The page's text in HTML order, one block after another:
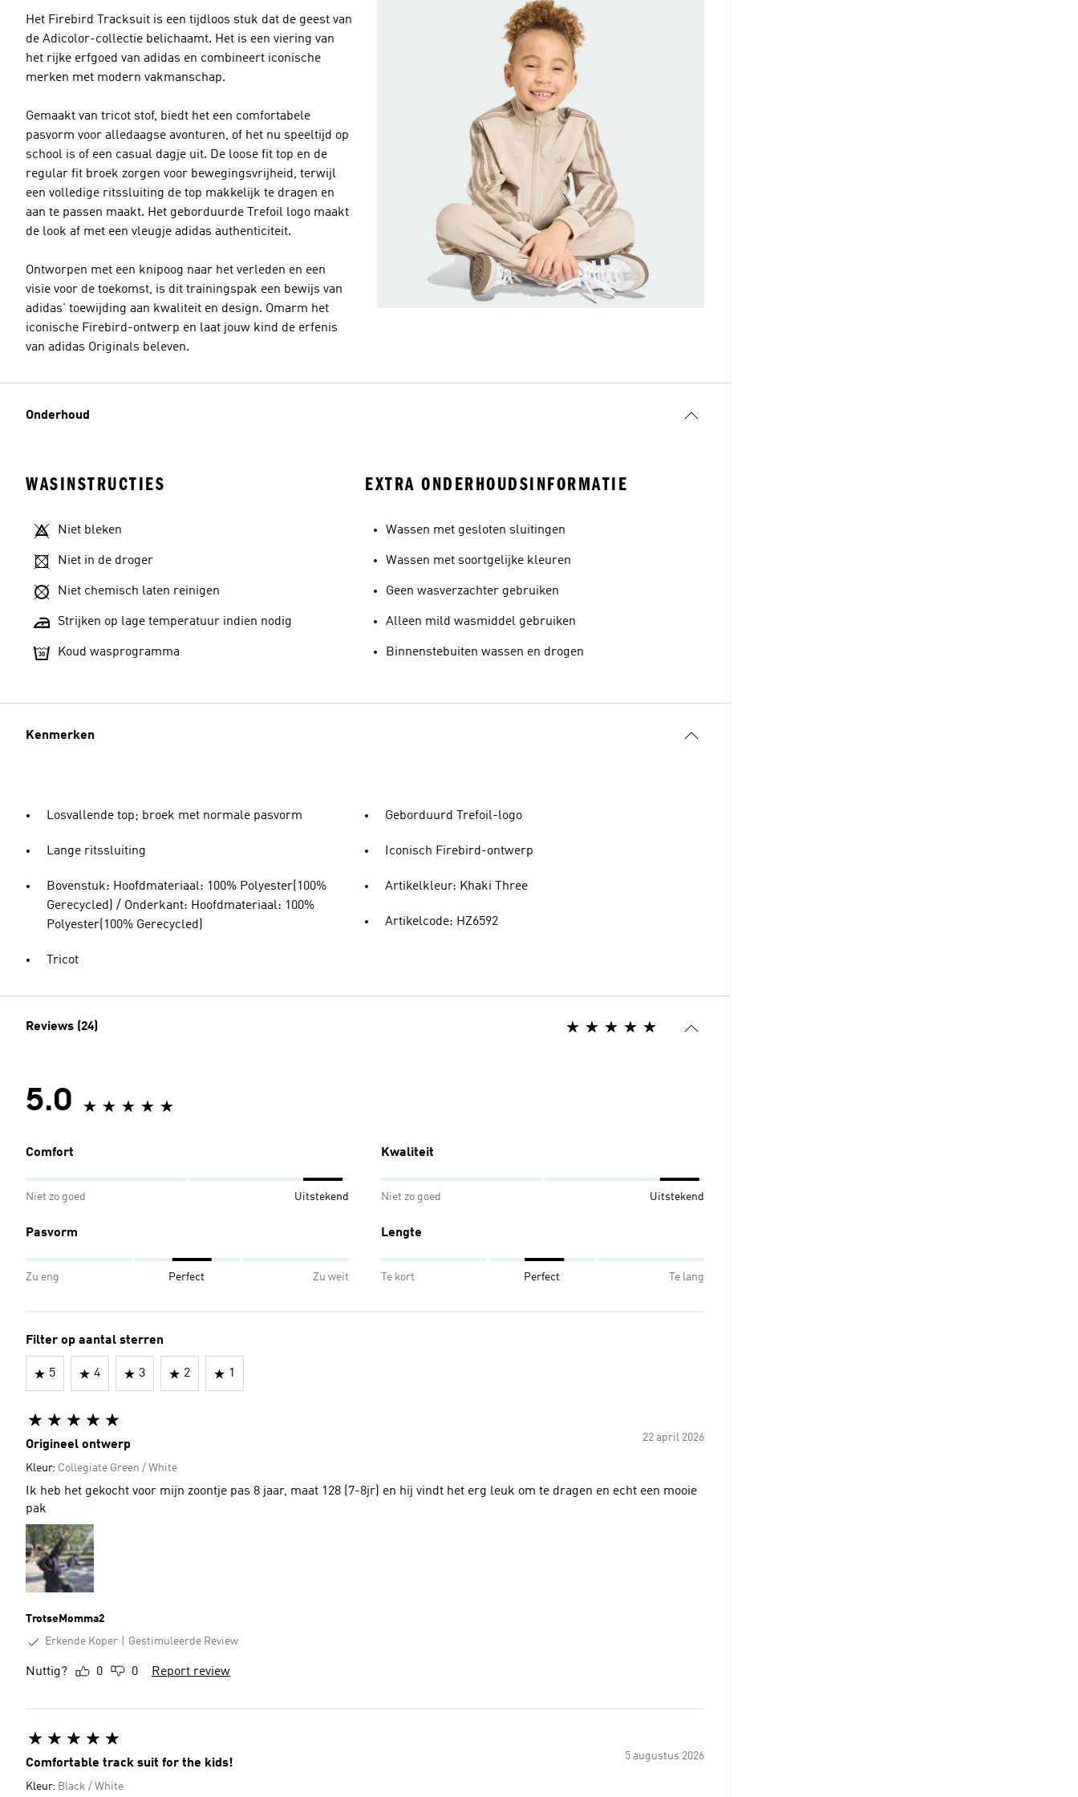
Het Firebird Tracksuit is een tijdloos stuk dat de geest van
de Adicolor-collectie belichaamt. Het is een viering van
het rijke erfgoed van adidas en combineert iconische
merken met modern vakmanschap.
Gemaakt van tricot stof, biedt het een comfortabele
pasvorm voor alledaagse avonturen, of het nu speeltijd op
school is of een casual dagje uit. De loose fit top en de
regular fit broek zorgen voor bewegingsvrijheid, terwijl
een volledige ritssluiting de top makkelijk te dragen en
aan te passen maakt. Het geborduurde Trefoil logo maakt
de look af met een vleugje adidas authenticiteit.
Ontworpen met een knipoog naar het verleden en een
visie voor de toekomst, is dit trainingspak een bewijs van
adidas' toewijding aan kwaliteit en design. Omarm het
iconische Firebird-ontwerp en laat jouw kind de erfenis
van adidas Originals beleven.
Onderhoud
WASINSTRUCTIES
Niet bleken
Niet in de droger
Niet chemisch laten reinigen
Strijken op lage temperatuur indien nodig
Koud wasprogramma
EXTRA ONDERHOUDSINFORMATIE
Wassen met gesloten sluitingen
Wassen met soortgelijke kleuren
Geen wasverzachter gebruiken
Alleen mild wasmiddel gebruiken
Binnenstebuiten wassen en drogen
Kenmerken
Losvallende top; broek met normale pasvorm
Lange ritssluiting
Bovenstuk: Hoofdmateriaal: 100% Polyester(100%
Gerecycled) / Onderkant: Hoofdmateriaal: 100%
Polyester(100% Gerecycled)
Tricot
Geborduurd Trefoil-logo
Iconisch Firebird-ontwerp
Artikelkleur: Khaki Three
Artikelcode: HZ6592
Reviews (24)
5.0
Comfort
Niet zo goed Uitstekend
Kwaliteit
Niet zo goed Uitstekend
Pasvorm
Zu eng Perfect Zu weit
Lengte
Te kort Perfect Te lang
Filter op aantal sterren
5 4 3 2 1
22 april 2026
Origineel ontwerp
Kleur: Collegiate Green / White
Ik heb het gekocht voor mijn zoontje pas 8 jaar, maat 128 (7-8jr) en hij vindt het erg leuk om te dragen en echt een mooie
pak
TrotseMomma2
Erkende Koper
Gestimuleerde Review
Nuttig? 0 0 Report review
5 augustus 2026
Comfortable track suit for the kids!
Kleur: Black / White